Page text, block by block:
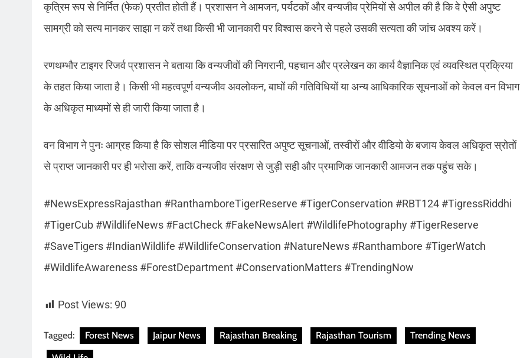
कृत्रिम रूप से निर्मित (फेक) प्रतीत होती हैं। प्रशासन ने आमजन, पर्यटकों और वन्यजीव प्रेमियों से अपील की है कि वे ऐसी अपुष्ट
सामग्री को सत्य मानकर साझा न करें तथा किसी भी जानकारी पर विश्वास करने से पहले उसकी सत्यता की जांच अवश्य करें।
रणथम्भौर टाइगर रिजर्व प्रशासन ने बताया कि वन्यजीवों की निगरानी, पहचान और प्रलेखन का कार्य वैज्ञानिक एवं व्यवस्थित प्रक्रिया
के तहत किया जाता है। किसी भी महत्वपूर्ण वन्यजीव अवलोकन, बाघों की गतिविधियों या अन्य आधिकारिक सूचनाओं को केवल वन विभाग
के अधिकृत माध्यमों से ही जारी किया जाता है।
वन विभाग ने पुनः आग्रह किया है कि सोशल मीडिया पर प्रसारित अपुष्ट सूचनाओं, तस्वीरों और वीडियो के बजाय केवल अधिकृत स्रोतों
से प्राप्त जानकारी पर ही भरोसा करें, ताकि वन्यजीव संरक्षण से जुड़ी सही और प्रमाणिक जानकारी आमजन तक पहुंच सके।
#NewsExpressRajasthan #RanthamboreTigerReserve #TigerConservation #RBT124 #TigressRiddhi
#TigerCub #WildlifeNews #FactCheck #FakeNewsAlert #WildlifePhotography #TigerReserve
#SaveTigers #IndianWildlife #WildlifeConservation #NatureNews #Ranthambore #TigerWatch
#WildlifeAwareness #ForestDepartment #ConservationMatters #TrendingNow
Post Views: 90
Tagged: Forest News Jaipur News Rajasthan Breaking Rajasthan Tourism
Trending News